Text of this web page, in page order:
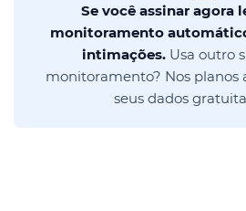
Se você assinar agora
monitoramento
intimações. Usa outro
monitoramento? Nos planos
seus dados